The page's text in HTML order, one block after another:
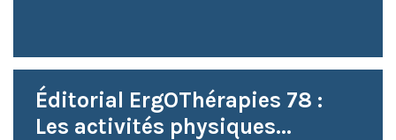
Éditorial ErgOThérapies 78 :
Les activités physiques...